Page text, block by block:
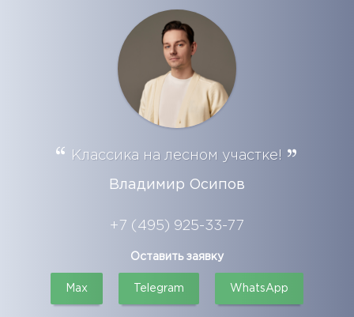
Классика на лесном участке!
Владимир Осипов
+7 (495) 925-33-77
Оставить заявку
Max Telegram WhatsApp